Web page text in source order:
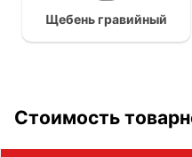
Щебень гравийный
Стоимость